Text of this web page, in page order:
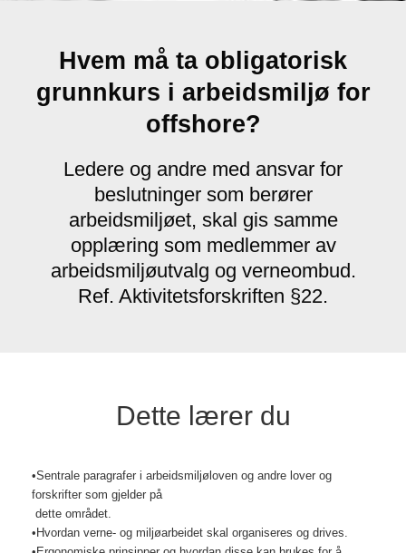
Hvem må ta obligatorisk
grunnkurs i arbeidsmiljø for
offshore?
Ledere og andre med ansvar for
beslutninger som berører
arbeidsmiljøet, skal gis samme
opplæring som medlemmer av
arbeidsmiljøutvalg og verneombud.
Ref. Aktivitetsforskriften §22.
Dette lærer du
•Sentrale paragrafer i arbeidsmiljøloven og andre lover og
forskrifter som gjelder på
dette området.
•Hvordan verne- og miljøarbeidet skal organiseres og drives.